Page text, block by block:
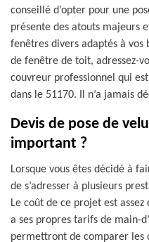
conseillé d’opter pour une
présente des atouts majeurs
fenêtres divers adaptés à vos
de fenêtre de toit, adressez-
couvreur professionnel qui
dans le 51170. Il n’a jamais
Devis de pose de
important ?
Lorsque vous êtes décidé à
de s’adresser à plusieurs
Le coût de ce projet est
a ses propres tarifs de main-
permettront de comparer les